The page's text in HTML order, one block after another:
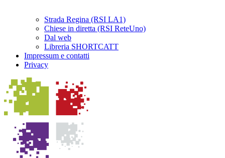
Strada Regina (RSI LA1)
Chiese in diretta (RSI ReteUno)
Dal web
Libreria SHORTCATT
Impressum e contatti
Privacy